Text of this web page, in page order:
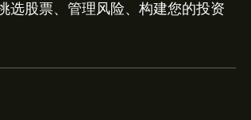
选股票、管理风险、构建您的投资